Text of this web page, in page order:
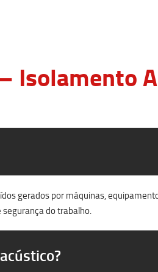
Isolamento
gerados por máquinas,
do trabalho.